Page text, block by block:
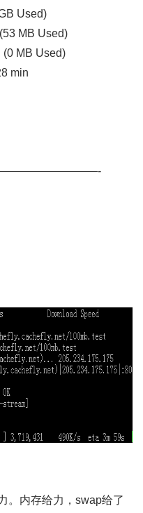
Used)
MB Used)
(0 MB Used)
min
。内存给力，swap给了